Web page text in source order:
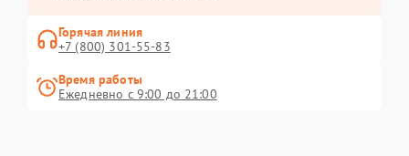
Горячая линия
+7 (800) 301-55-83
Время работы
Ежедневно с 9:00 до 21:00